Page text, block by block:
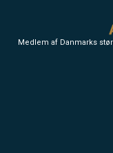
Medlem af Danmarks